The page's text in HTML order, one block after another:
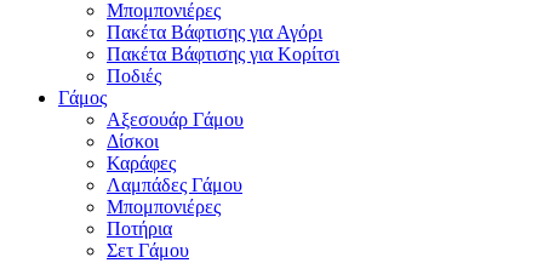
Μπομπονιέρες
Πακέτα Βάφτισης για Αγόρι
Πακέτα Βάφτισης για Κορίτσι
Ποδιές
Γάμος
Αξεσουάρ Γάμου
Δίσκοι
Καράφες
Λαμπάδες Γάμου
Μπομπονιέρες
Ποτήρια
Σετ Γάμου